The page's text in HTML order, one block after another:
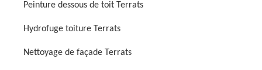
Peinture dessous de toit Terrats
Hydrofuge toiture Terrats
Nettoyage de façade Terrats